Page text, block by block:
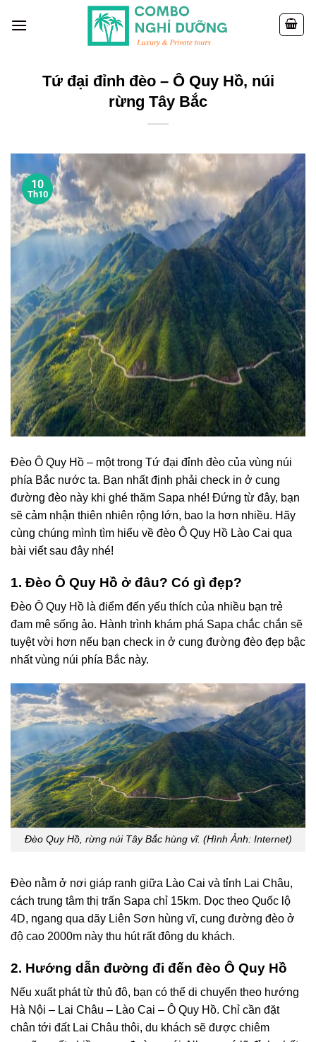
Tứ đại đỉnh đèo – Ô Quy Hồ, núi
rừng Tây Bắc
10
Th10
Đèo Ô Quy Hồ – một trong Tứ đại đỉnh đèo của vùng núi
phía Bắc nước ta. Bạn nhất định phải check in ở cung
đường đèo này khi ghé thăm Sapa nhé! Đứng từ đây, bạn
sẽ cảm nhận thiên nhiên rộng lớn, bao la hơn nhiều. Hãy
cùng chúng mình tìm hiểu về đèo Ô Quy Hồ Lào Cai qua
bài viết sau đây nhé!
1. Đèo Ô Quy Hồ ở đâu? Có gì đẹp?
Đèo Ô Quy Hồ là điểm đến yếu thích của nhiều bạn trẻ
đam mê sống ảo. Hành trình khám phá Sapa chắc chắn sẽ
tuyệt vời hơn nếu bạn check in ở cung đường đèo đẹp bậc
nhất vùng núi phía Bắc này.
Đèo Quy Hồ, rừng núi Tây Bắc hùng vĩ. (Hình Ảnh: Internet)
Đèo nằm ở nơi giáp ranh giữa Lào Cai và tỉnh Lai Châu,
cách trung tâm thị trấn Sapa chỉ 15km. Dọc theo Quốc lộ
4D, ngang qua dãy Liên Sơn hùng vĩ, cung đường đèo ở
độ cao 2000m này thu hút rất đông du khách.
2. Hướng dẫn đường đi đến đèo Ô Quy Hồ
Nếu xuất phát từ thủ đô, bạn có thể di chuyển theo hướng
Hà Nội – Lai Châu – Lào Cai – Ô Quy Hồ. Chỉ cần đặt
chân tới đất Lai Châu thôi, du khách sẽ được chiêm